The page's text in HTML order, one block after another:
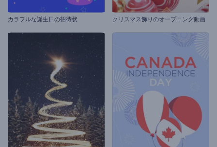
カラフルな誕生日の招待状 クリスマス飾りのオープニング動画